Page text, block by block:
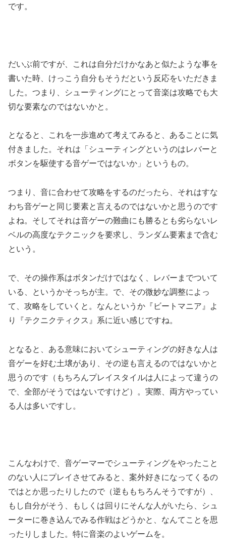
です。
だいぶ前ですが、これは自分だけかなあと似たような事を
書いた時、けっこう自分もそうだという反応をいただきま
した。つまり、シューティングにとって音楽は攻略でも大
切な要素なのではないかと。
となると、これを一歩進めて考えてみると、あることに気
付きました。それは「シューティングというのはレバーと
ボタンを駆使する音ゲーではないか」というもの。
つまり、音に合わせて攻略をするのだったら、それはすな
わち音ゲーと同じ要素と言えるのではないかと思うのです
よね。そしてそれは音ゲーの難曲にも勝るとも劣らないレ
ベルの高度なテクニックを要求し、ランダム要素まで含む
という。
で、その操作系はボタンだけではなく、レバーまでついて
いる、というかそっちが主。で、その微妙な調整によっ
て、攻略をしていくと。なんというか『ビートマニア』よ
り『テクニクティクス』系に近い感じですね。
となると、ある意味においてシューティングの好きな人は
音ゲーを好む土壌があり、その逆も言えるのではないかと
思うのです（もちろんプレイスタイルは人によって違うの
で、全部がそうではないですけど）。実際、両方やってい
る人は多いですし。
こんなわけで、音ゲーマーでシューティングをやったこと
のない人にプレイさせてみると、案外好きになってくるの
ではとか思ったりしたので（逆ももちろんそうですが）、
もし自分がそう、もしくは回りにそんな人がいたら、シュ
ーターに巻き込んでみる作戦はどうかと、なんてことを思
ったりしました。特に音楽のよいゲームを。